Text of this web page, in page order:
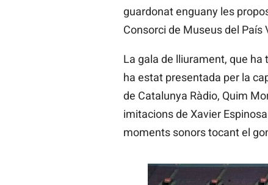
guardonat enguany les
Consorci de Museus del
La gala de lliurament, que ha
ha estat presentada per la
de Catalunya Ràdio, Quim
imitacions de Xavier
moments sonors tocant el